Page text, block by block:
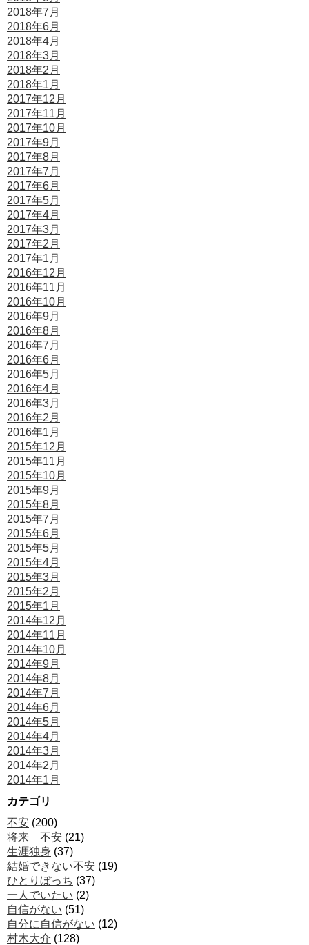
2018年7月
2018年6月
2018年4月
2018年3月
2018年2月
2018年1月
2017年12月
2017年11月
2017年10月
2017年9月
2017年8月
2017年7月
2017年6月
2017年5月
2017年4月
2017年3月
2017年2月
2017年1月
2016年12月
2016年11月
2016年10月
2016年9月
2016年8月
2016年7月
2016年6月
2016年5月
2016年4月
2016年3月
2016年2月
2016年1月
2015年12月
2015年11月
2015年10月
2015年9月
2015年8月
2015年7月
2015年6月
2015年5月
2015年4月
2015年3月
2015年2月
2015年1月
2014年12月
2014年11月
2014年10月
2014年9月
2014年8月
2014年7月
2014年6月
2014年5月
2014年4月
2014年3月
2014年2月
2014年1月
カテゴリ
不安 (200)
将来 不安 (21)
生涯独身 (37)
結婚できない不安 (19)
ひとりぼっち (37)
一人でいたい (2)
自信がない (51)
自分に自信がない (12)
村木大介 (128)